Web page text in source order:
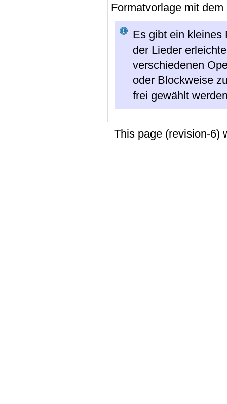
Formatvorlage mit
Es gibt ein kleines
der Lieder
verschiedenen
oder Blockweise
frei gewählt
This page (revision-6)